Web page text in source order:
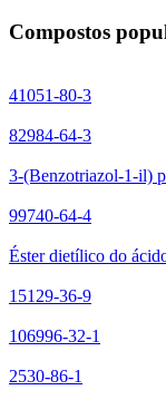
Compostos
41051-80-3
82984-64-3
3-(Benzotriazol-1-il)
99740-64-4
Éster dietílico do
15129-36-9
106996-32-1
2530-86-1